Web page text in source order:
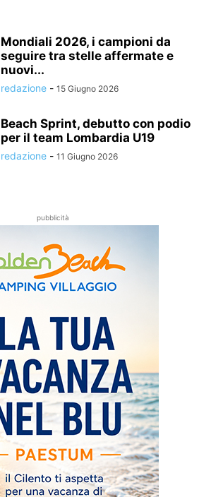
Mondiali 2026, i campioni da
seguire tra stelle affermate e
nuovi...
redazione - 15 Giugno 2026
Beach Sprint, debutto con podio
per il team Lombardia U19
redazione - 11 Giugno 2026
pubblicità